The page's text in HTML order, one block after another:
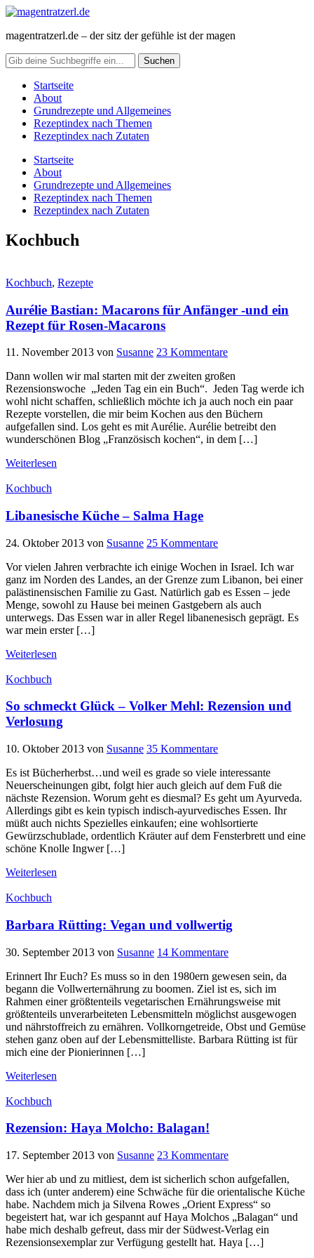
magentratzerl.de – der sitz der gefühle ist der magen
Startseite
About
Grundrezepte und Allgemeines
Rezeptindex nach Themen
Rezeptindex nach Zutaten
Startseite
About
Grundrezepte und Allgemeines
Rezeptindex nach Themen
Rezeptindex nach Zutaten
Kochbuch
Kochbuch, Rezepte
Aurélie Bastian: Macarons für Anfänger -und ein
Rezept für Rosen-Macarons
11. November 2013 von Susanne 23 Kommentare
Dann wollen wir mal starten mit der zweiten großen
Rezensionswoche „Jeden Tag ein ein Buch“. Jeden Tag werde ich
wohl nicht schaffen, schließlich möchte ich ja auch noch ein paar
Rezepte vorstellen, die mir beim Kochen aus den Büchern
aufgefallen sind. Los geht es mit Aurélie. Aurélie betreibt den
wunderschönen Blog „Französisch kochen“, in dem […]
Weiterlesen
Kochbuch
Libanesische Küche – Salma Hage
24. Oktober 2013 von Susanne 25 Kommentare
Vor vielen Jahren verbrachte ich einige Wochen in Israel. Ich war
ganz im Norden des Landes, an der Grenze zum Libanon, bei einer
palästinensischen Familie zu Gast. Natürlich gab es Essen – jede
Menge, sowohl zu Hause bei meinen Gastgebern als auch
unterwegs. Das Essen war in aller Regel libanenesisch geprägt. Es
war mein erster […]
Weiterlesen
Kochbuch
So schmeckt Glück – Volker Mehl: Rezension und
Verlosung
10. Oktober 2013 von Susanne 35 Kommentare
Es ist Bücherherbst…und weil es grade so viele interessante
Neuerscheinungen gibt, folgt hier auch gleich auf dem Fuß die
nächste Rezension. Worum geht es diesmal? Es geht um Ayurveda.
Allerdings gibt es kein typisch indisch-ayurvedisches Essen. Ihr
müßt auch nichts Spezielles einkaufen; eine wohlsortierte
Gewürzschublade, ordentlich Kräuter auf dem Fensterbrett und eine
schöne Knolle Ingwer […]
Weiterlesen
Kochbuch
Barbara Rütting: Vegan und vollwertig
30. September 2013 von Susanne 14 Kommentare
Erinnert Ihr Euch? Es muss so in den 1980ern gewesen sein, da
begann die Vollwerternährung zu boomen. Ziel ist es, sich im
Rahmen einer größtenteils vegetarischen Ernährungsweise mit
größtenteils unverarbeiteten Lebensmitteln möglichst ausgewogen
und nährstoffreich zu ernähren. Vollkorngetreide, Obst und Gemüse
stehen ganz oben auf der Lebensmittelliste. Barbara Rütting ist für
mich eine der Pionierinnen […]
Weiterlesen
Kochbuch
Rezension: Haya Molcho: Balagan!
17. September 2013 von Susanne 23 Kommentare
Wer hier ab und zu mitliest, dem ist sicherlich schon aufgefallen,
dass ich (unter anderem) eine Schwäche für die orientalische Küche
habe. Nachdem mich ja Silvena Rowes „Orient Express“ so
begeistert hat, war ich gespannt auf Haya Molchos „Balagan“ und
habe mich deshalb gefreut, dass mir der Südwest-Verlag ein
Rezensionsexemplar zur Verfügung gestellt hat. Haya […]